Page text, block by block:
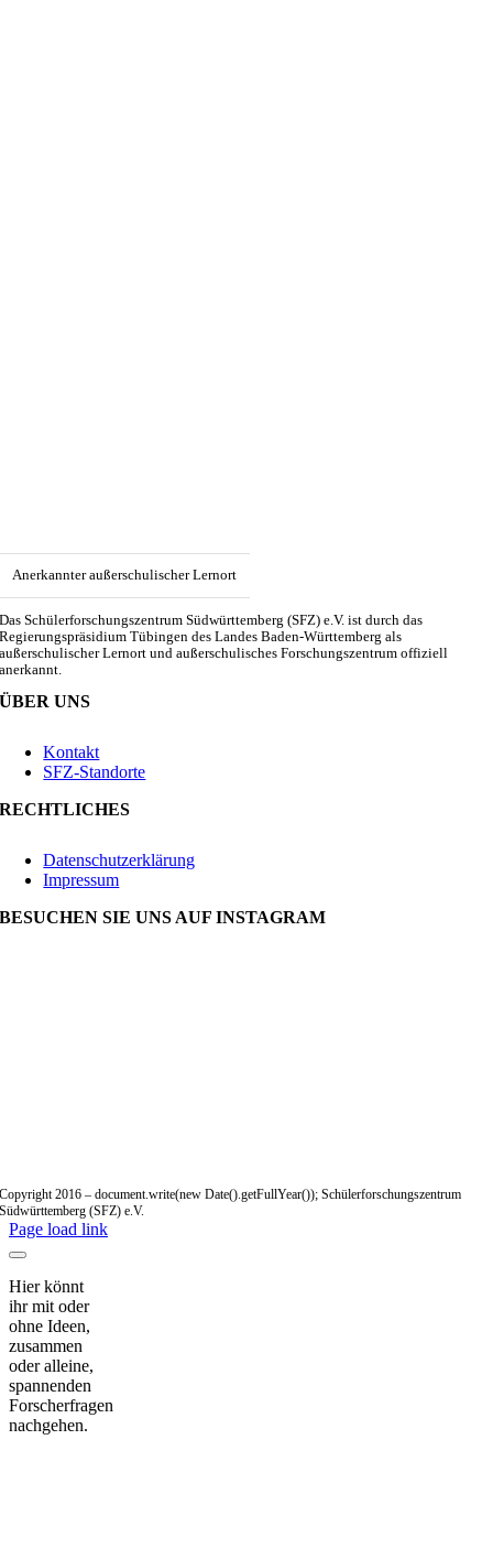
Anerkannter außerschulischer Lernort
Das Schülerforschungszentrum Südwürttemberg (SFZ) e.V. ist durch das
Regierungspräsidium Tübingen des Landes Baden-Württemberg als
außerschulischer Lernort und außerschulisches Forschungszentrum offiziell
anerkannt.
ÜBER UNS
Kontakt
SFZ-Standorte
RECHTLICHES
Datenschutzerklärung
Impressum
BESUCHEN SIE UNS AUF INSTAGRAM
Copyright 2016 – document.write(new Date().getFullYear()); Schülerforschungszentrum
Südwürttemberg (SFZ) e.V.
Page load link
Hier könnt
ihr mit oder
ohne Ideen,
zusammen
oder alleine,
spannenden
Forscherfragen
nachgehen.